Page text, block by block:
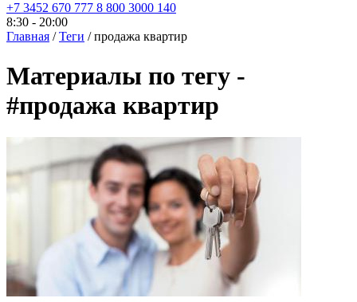
+7 3452 670 777 8 800 3000 140
8:30 - 20:00
Главная / Теги / продажа квартир
Материалы по тегу -
#продажа квартир